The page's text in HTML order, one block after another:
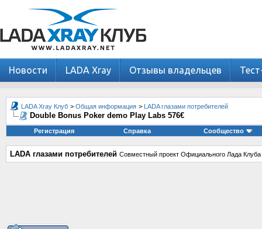
Новости LADA Xray Отзывы владельцев
LADA Xray Клуб > Общая информация > LADA глазами потребителей
Double Bonus Poker demo Play Labs 576€
Регистрация Справка Сообщество
LADA глазами потребителей Совместный проект Официального Лада